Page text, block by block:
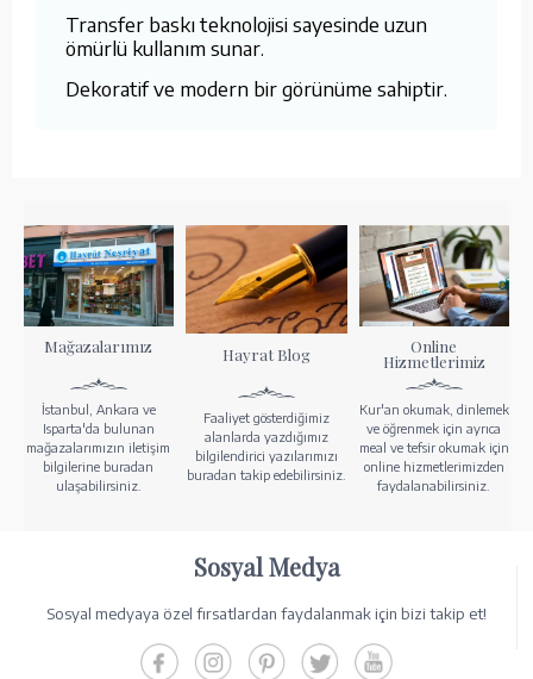
Transfer baskı teknolojisi sayesinde uzun
ömürlü kullanım sunar.
Dekoratif ve modern bir görünüme sahiptir.
Mağazalarımız
İstanbul, Ankara ve
Isparta'da bulunan
mağazalarımızın iletişim
bilgilerine buradan
ulaşabilirsiniz.
Hayrat Blog
Faaliyet gösterdiğimiz
alanlarda yazdığımız
bilgilendirici yazılarımızı
buradan takip edebilirsiniz.
Online
Hizmetlerimiz
Kur'an okumak, dinlemek
ve öğrenmek için ayrıca
meal ve tefsir okumak için
online hizmetlerimizden
faydalanabilirsiniz.
Sosyal Medya
Sosyal medyaya özel fırsatlardan faydalanmak için bizi takip et!